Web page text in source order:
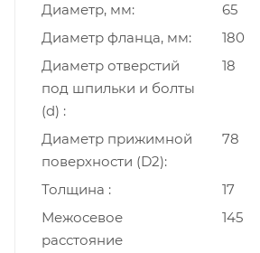
Диаметр, мм
65
Диаметр фланца, мм
180
Диаметр отверстий
под шпильки и болты
(d)
18
Диаметр прижимной
поверхности (D2)
78
Толщина
17
Межосевое
расстояние
145